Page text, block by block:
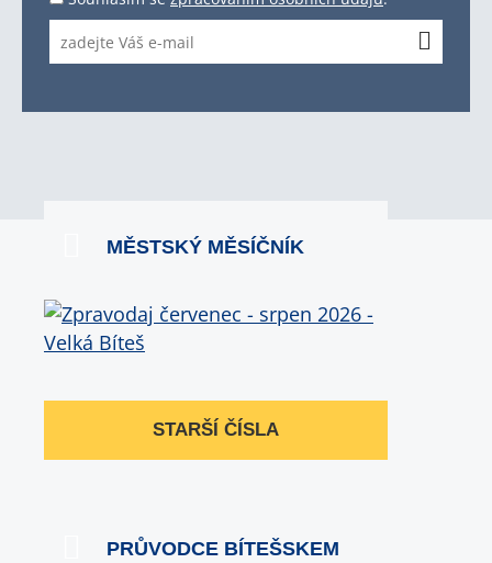
MĚSTSKÝ MĚSÍČNÍK
STARŠÍ ČÍSLA
PRŮVODCE BÍTEŠSKEM